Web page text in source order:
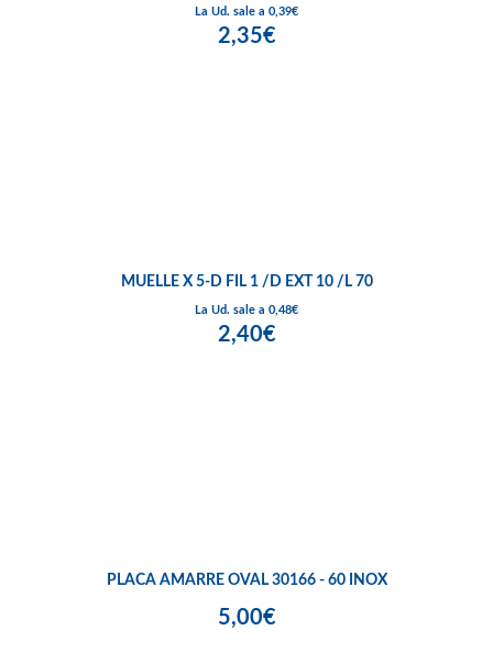
La Ud. sale a 0,39€
2,35€
MUELLE X 5-D FIL 1 /D EXT 10 /L 70
La Ud. sale a 0,48€
2,40€
PLACA AMARRE OVAL 30166 - 60 INOX
5,00€